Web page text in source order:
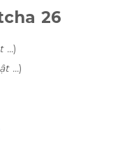
26
...)
...)